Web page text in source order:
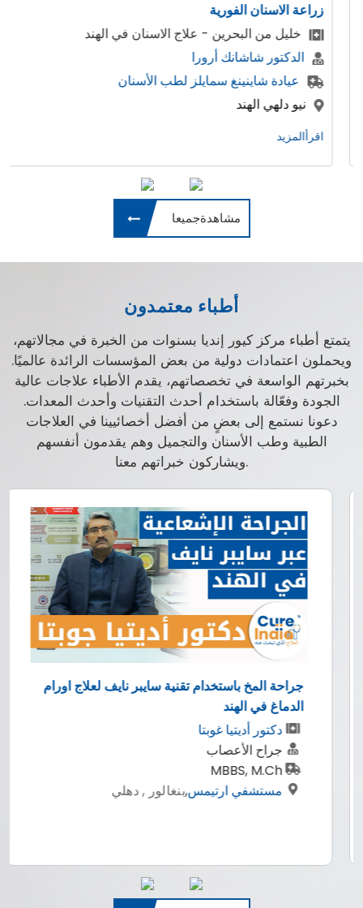
زراعة الاسنان الفورية
خليل من البحرين - علاج الاسنان في الهند
الدكتور شاشانك أرورا
عيادة شاينينغ سمايلز لطب الأسنان
نيو دلهي الهند
اقرأالمزيد
مشاهدةجميعا
أطباء معتمدون
يتمتع أطباء مركز كيور إنديا بسنوات من الخبرة في مجالاتهم،
ويحملون اعتمادات دولية من بعض المؤسسات الرائدة عالميًا.
بخبرتهم الواسعة في تخصصاتهم، يقدم الأطباء علاجات عالية
الجودة وفعّالة باستخدام أحدث التقنيات وأحدث المعدات.
دعونا نستمع إلى بعضٍ من أفضل أخصائيينا في العلاجات
الطبية وطب الأسنان والتجميل وهم يقدمون أنفسهم
ويشاركون خبراتهم معنا.
جراحة المخ باستخدام تقنية سايبر نايف لعلاج اورام
الدماغ في الهند
دكتور أديتيا غوبتا
جراح الأعصاب
MBBS, M.Ch
مستشفي ارتيمس,بنغالور , دهلي